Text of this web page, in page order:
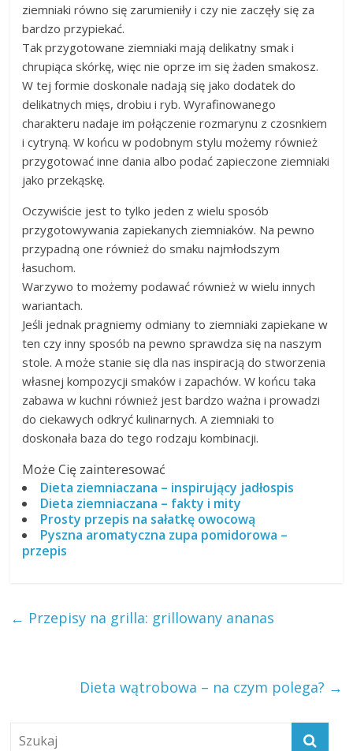
ziemniaki równo się zarumieniły i czy nie zaczęły się za
bardzo przypiekać.
Tak przygotowane ziemniaki mają delikatny smak i
chrupiąca skórkę, więc nie oprze im się żaden smakosz.
W tej formie doskonale nadają się jako dodatek do
delikatnych mięs, drobiu i ryb. Wyrafinowanego
charakteru nadaje im połączenie rozmarynu z czosnkiem
i cytryną. W końcu w podobnym stylu możemy również
przygotować inne dania albo podać zapieczone ziemniaki
jako przekąskę.
Oczywiście jest to tylko jeden z wielu sposób
przygotowywania zapiekanych ziemniaków. Na pewno
przypadną one również do smaku najmłodszym
łasuchom.
Warzywo to możemy podawać również w wielu innych
wariantach.
Jeśli jednak pragniemy odmiany to ziemniaki zapiekane w
ten czy inny sposób na pewno sprawdza się na naszym
stole. A może stanie się dla nas inspiracją do stworzenia
własnej kompozycji smaków i zapachów. W końcu taka
zabawa w kuchni również jest bardzo ważna i prowadzi
do ciekawych odkryć kulinarnych. A ziemniaki to
doskonała baza do tego rodzaju kombinacji.
Może Cię zainteresować
Dieta ziemniaczana – inspirujący jadłospis
Dieta ziemniaczana – fakty i mity
Prosty przepis na sałatkę owocową
Pyszna aromatyczna zupa pomidorowa –
przepis
← Przepisy na grilla: grillowany ananas
Dieta wątrobowa – na czym polega? →